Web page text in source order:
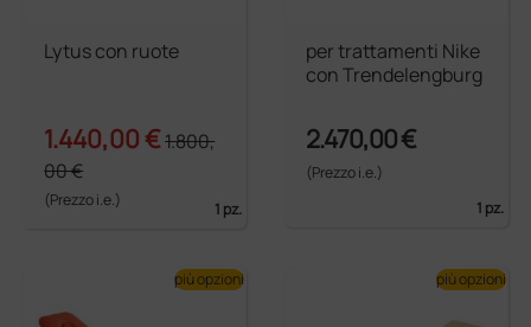
Lytus con ruote
1.440,00 €1.800,
00 €
(Prezzo i.e.) 1 pz.
per trattamenti Nike
con Trendelengburg
2.470,00 €
(Prezzo i.e.)
1 pz.
più opzioni più opzioni